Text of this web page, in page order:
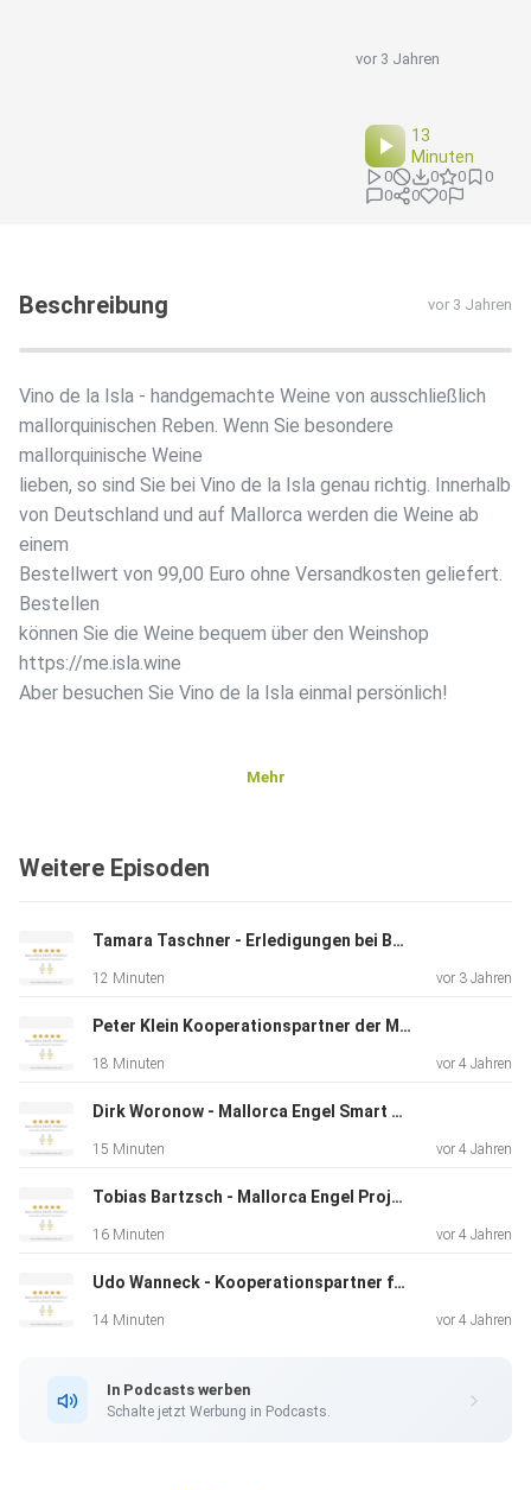
vor 3 Jahren
13
Minuten
0 0 0
0
0
0 0
Beschreibung vor 3 Jahren
Vino de la Isla - handgemachte Weine von ausschließlich
mallorquinischen Reben. Wenn Sie besondere
mallorquinische Weine
lieben, so sind Sie bei Vino de la Isla genau richtig. Innerhalb
von Deutschland und auf Mallorca werden die Weine ab
einem
Bestellwert von 99,00 Euro ohne Versandkosten geliefert.
Bestellen
können Sie die Weine bequem über den Weinshop
https://me.isla.wine
Aber besuchen Sie Vino de la Isla einmal persönlich!
Mehr
Weitere Episoden
Tamara Taschner - Erledigungen bei Behörden- und Ämter, Beratung für Versicherungsangelegenheiten
12 Minuten vor 3 Jahren
Peter Klein Kooperationspartner der Mallorca Engel Services
18 Minuten vor 4 Jahren
Dirk Woronow - Mallorca Engel Smart Home und KNX
15 Minuten vor 4 Jahren
Tobias Bartzsch - Mallorca Engel Projektentwickler von BEN.LIVE
16 Minuten vor 4 Jahren
Udo Wanneck - Kooperationspartner für die Mallorca Engel Popcorn-Automaten
14 Minuten vor 4 Jahren
In Podcasts werben
Schalte jetzt Werbung in Podcasts.